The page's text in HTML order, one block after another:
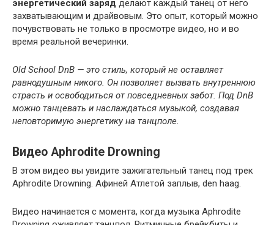
энергетический заряд делают каждый танец от него
захватывающим и драйвовым. Это опыт, который можно
почувствовать не только в просмотре видео, но и во
время реальной вечеринки.
Old School DnB — это стиль, который не оставляет
равнодушным никого. Он позволяет вызвать внутреннюю
страсть и освободиться от повседневных забот. Под DnB
можно танцевать и наслаждаться музыкой, создавая
неповторимую энергетику на танцполе.
Видео Aphrodite Drowning
В этом видео вы увидите зажигательный танец под трек
Aphrodite Drowning. Афиней Атлетой заплыв, den haag.
Видео начинается с момента, когда музыка Aphrodite